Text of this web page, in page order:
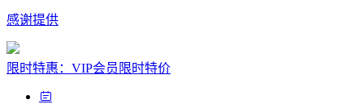
感谢提供
限时特惠：VIP会员限时特价